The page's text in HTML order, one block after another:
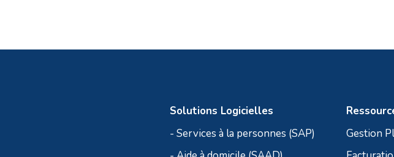
Solutions Logicielles
- Services à la personnes (SAP)
Gestion